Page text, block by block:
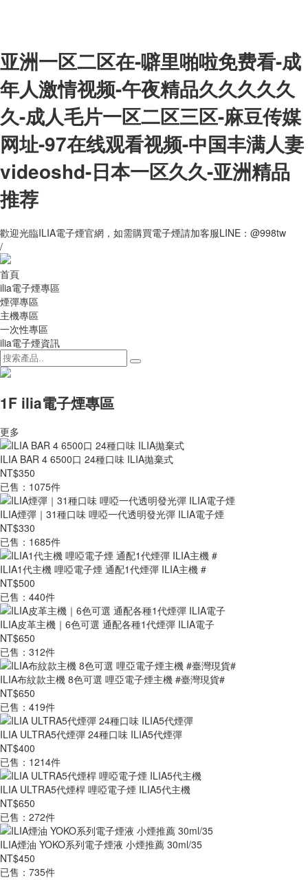
亚洲一区二区在-噼里啪啦免费看-成
年人激情视频-午夜精品久久久久久
久-成人毛片一区二区三区-麻豆传媒
网址-97在线观看视频-中国丰满人妻
videoshd-日本一区久久-亚洲精品
推荐
歡迎光臨ILIA電子煙官網，如需購買電子煙請加客服LINE：@998tw
/
首頁
ilia電子煙專區
煙彈專區
主機專區
一次性專區
ilia電子煙資訊
1F ilia電子煙專區
更多
ILIA BAR 4 6500口 24種口味 ILIA拋棄式
NT$350
已售：1075件
ILIA煙彈｜31種口味 哩啞一代透明發光彈 ILIA電子煙
NT$330
已售：1685件
ILIA1代主機 哩啞電子煙 通配1代煙彈 ILIA主機 #
NT$500
已售：440件
ILIA皮革主機｜6色可選 通配各種1代煙彈 ILIA電子
NT$650
已售：312件
ILIA布紋款主機 8色可選 哩亞電子煙主機 #臺灣現貨#
NT$650
已售：419件
ILIA ULTRA5代煙彈 24種口味 ILIA5代煙彈
NT$400
已售：1214件
ILIA ULTRA5代煙桿 哩啞電子煙 ILIA5代主機
NT$650
已售：272件
ILIA煙油 YOKO系列電子煙液 小煙推薦 30ml/35
NT$450
已售：735件